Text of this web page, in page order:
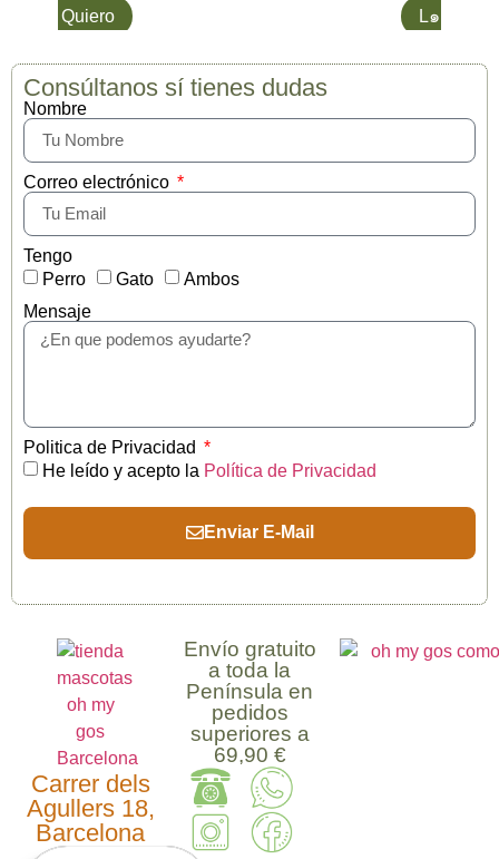
L๑ Quiero
L๑ Quiero
Consúltanos sí tienes dudas
Nombre
Correo electrónico
Tengo
Perro
Gato
Ambos
Mensaje
Politica de Privacidad
He leído y acepto la Política de Privacidad
Enviar E-Mail
Carrer dels
Agullers 18,
Barcelona
Envío gratuito
a toda la
Península en
pedidos
superiores a
69,90 €